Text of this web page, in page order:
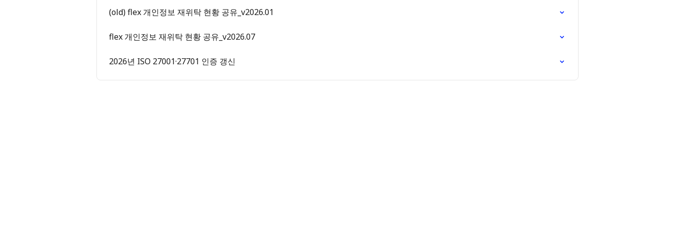
(old) flex 개인정보 재위탁 현황 공유_v2026.01
flex 개인정보 재위탁 현황 공유_v2026.07
2026년 ISO 27001·27701 인증 갱신